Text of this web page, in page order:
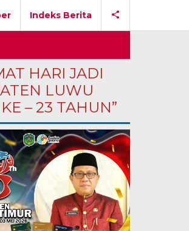
Indeks Berita
HARI JADI
LUWU
– 23 TAHUN”